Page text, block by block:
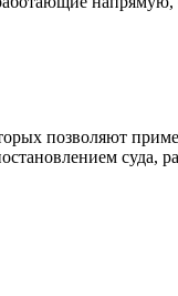
позволяют
суда,